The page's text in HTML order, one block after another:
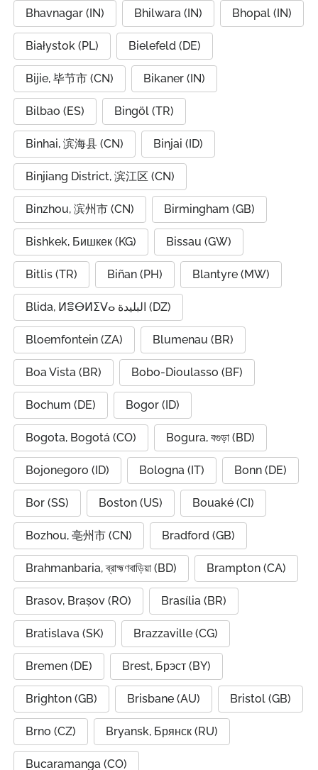
Bhavnagar (IN) Bhilwara (IN) Bhopal (IN)
Białystok (PL) Bielefeld (DE)
Bijie, 毕节市 (CN) Bikaner (IN)
Bilbao (ES) Bingöl (TR)
Binhai, 滨海县 (CN) Binjai (ID)
Binjiang District, 滨江区 (CN)
Binzhou, 滨州市 (CN) Birmingham (GB)
Bishkek, Бишкек (KG) Bissau (GW)
Bitlis (TR) Biñan (PH) Blantyre (MW)
Blida, ⵍⴻⴱⵍⵉⴸⴰ البليدة (DZ)
Bloemfontein (ZA) Blumenau (BR)
Boa Vista (BR) Bobo-Dioulasso (BF)
Bochum (DE) Bogor (ID)
Bogota, Bogotá (CO) Bogura, বগুড়া (BD)
Bojonegoro (ID) Bologna (IT) Bonn (DE)
Bor (SS) Boston (US) Bouaké (CI)
Bozhou, 亳州市 (CN) Bradford (GB)
Brahmanbaria, ব্রাহ্মণবাড়িয়া (BD) Brampton (CA)
Brasov, Brașov (RO) Brasília (BR)
Bratislava (SK) Brazzaville (CG)
Bremen (DE) Brest, Брэст (BY)
Brighton (GB) Brisbane (AU) Bristol (GB)
Brno (CZ) Bryansk, Брянск (RU)
Bucaramanga (CO)